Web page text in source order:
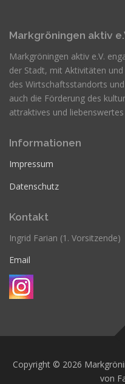
Markgröningen aktiv
Markgröningen aktiv e.V.
der Stadt, mit Aktivitäten
des Wirtschaftsstandorts
auch die Förderung des
attraktives und
Informationen
Impressum
Datenschutz
Kontakt
Ingrid Farian (1. Vorsitzende)
Email
Copyright © 2026
von